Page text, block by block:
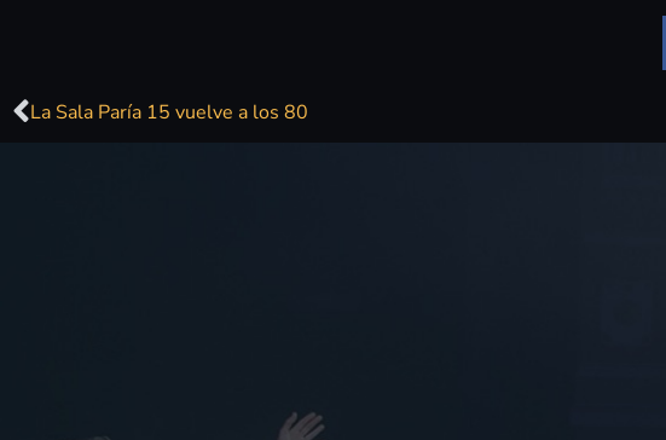
La Sala Paría 15 vuelve a los 80